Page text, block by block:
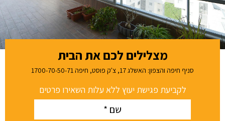
מצלילים לכם את הבית
סניף חיפה והצפון: האשלג 17, צ'ק פוסט, חיפה 1700-70-50-71
לקביעת פגישת יעוץ ללא עלות השאירו פרטים
Name